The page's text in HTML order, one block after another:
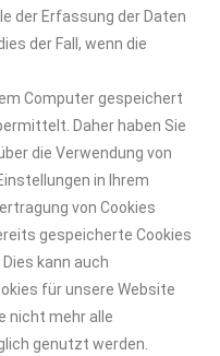
der Erfassung der Daten
der Fall, wenn die
Computer gespeichert
Daher haben Sie
die Verwendung von
in Ihrem
von Cookies
gespeicherte Cookies
kann auch
für unsere Website
nicht mehr alle
genutzt werden.